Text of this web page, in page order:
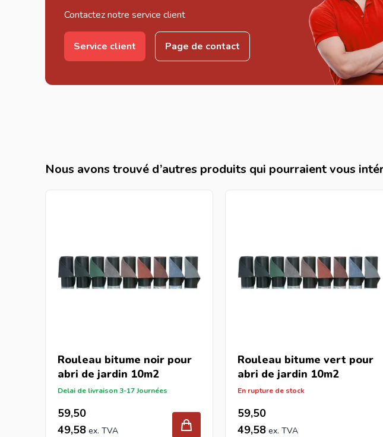
Contactez notre service client
Service client Page de contact
Nous avons trouvé d’autres produits qui pourraient vous
Rouleau bitume noir pour
abri de jardin 10m2
Delai de livraison 3-17 Journées
59,50
49,58
Rouleau bitume vert pour
abri de jardin 10m2
En rupture de stock
59,50
49,58